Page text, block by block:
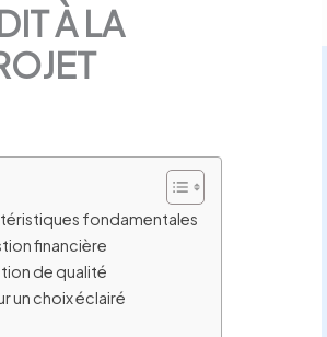
À LA
fondamentales
financière
de qualité
un choix éclairé